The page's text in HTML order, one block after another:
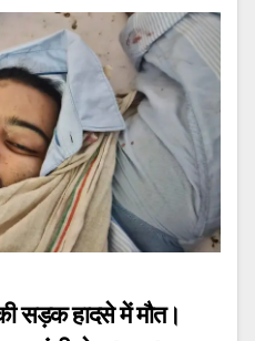
सड़क हादसे में मौत।